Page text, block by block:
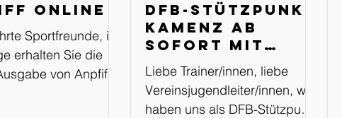
Online
Sportfreunde, in
erhalten Sie die
von Anpfiff
DFB-Stützpunkt
Kamenz ab
sofort mit
WhatsApp
Kanal
Liebe Trainer/innen, liebe
Vereinsjugendleiter/innen, wir
haben uns als DFB-Stützpunkt